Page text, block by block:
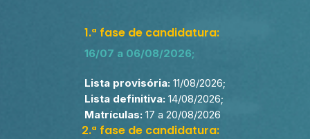
Terminologia Médica e Farmacológica
1.ª fase de candidatura:
16/07 a 06/08/2026;
Lista provisória: 11/08/2026;
Lista definitiva: 14/08/2026;
Matrículas: 17 a 20/08/2026
2.ª fase de candidatura: